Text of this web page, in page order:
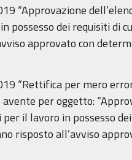
“Approvazione
possesso dei requisiti di
approvato con
“Rettifica per mero
per oggetto:
il lavoro in possesso
risposto all’avviso